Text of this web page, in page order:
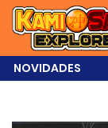
NOVIDADES